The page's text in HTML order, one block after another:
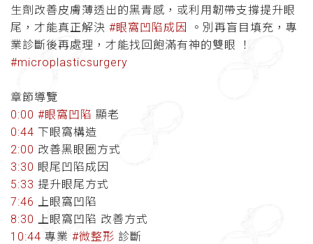
生劑改善皮膚薄透出的黑青感，或利用韌帶支撐提升眼
尾，才能真正解決 #眼窩凹陷成因
。別再盲目填充，專
業診斷後再處理，才能找回飽滿有神的雙眼 ！
#microplasticsurgery
章節導覽
0:00 #眼窩凹陷 顯老
0:44 下眼窩構造
2:00 改善黑眼圈方式
3:30 眼尾凹陷成因
5:33 提升眼尾方式
7:46
上眼窩凹陷
8:30
上眼窩凹陷 改善方式
10:44 專業 #微整形 診斷